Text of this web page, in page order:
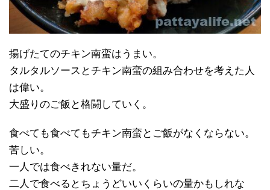
揚げたてのチキン南蛮はうまい。
タルタルソースとチキン南蛮の組み合わせを考えた人
は偉い。
大盛りのご飯と格闘していく。
食べても食べてもチキン南蛮とご飯がなくならない。
苦しい。
一人では食べきれない量だ。
二人で食べるとちょうどいいくらいの量かもしれな